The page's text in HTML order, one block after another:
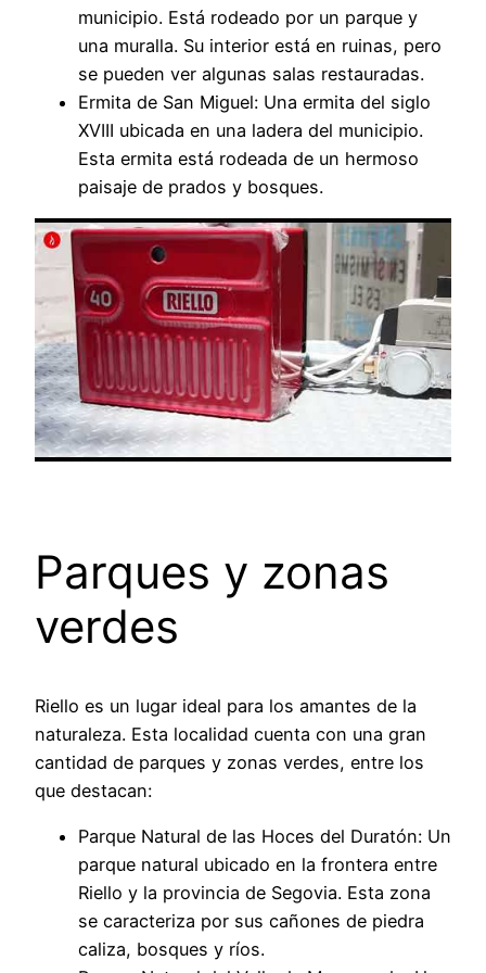
municipio. Está rodeado por un parque y
una muralla. Su interior está en ruinas, pero
se pueden ver algunas salas restauradas.
Ermita de San Miguel: Una ermita del siglo
XVIII ubicada en una ladera del municipio.
Esta ermita está rodeada de un hermoso
paisaje de prados y bosques.
Parques y zonas
verdes
Riello es un lugar ideal para los amantes de la
naturaleza. Esta localidad cuenta con una gran
cantidad de parques y zonas verdes, entre los
que destacan:
Parque Natural de las Hoces del Duratón: Un
parque natural ubicado en la frontera entre
Riello y la provincia de Segovia. Esta zona
se caracteriza por sus cañones de piedra
caliza, bosques y ríos.